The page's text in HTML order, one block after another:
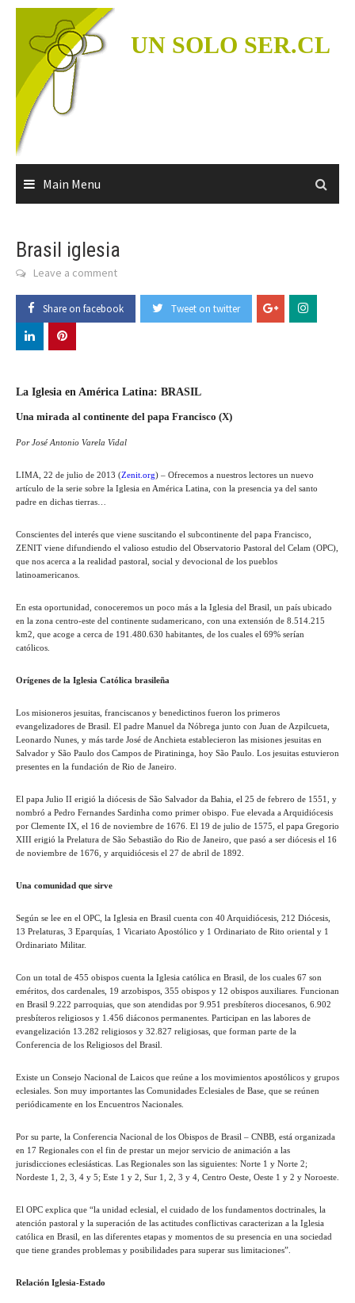
Skip
content
UN SOLO SER.CL
Main Menu
Brasil iglesia
Leave a comment
Share on facebook Tweet on twitter
La Iglesia en América Latina: BRASIL
Una mirada al continente del papa Francisco (X)
Por José Antonio Varela Vidal
LIMA, 22 de julio de 2013 (Zenit.org) – Ofrecemos a nuestros lectores un nuevo
artículo de la serie sobre la Iglesia en América Latina, con la presencia ya del santo
padre en dichas tierras…
Conscientes del interés que viene suscitando el subcontinente del papa Francisco,
ZENIT viene difundiendo el valioso estudio del Observatorio Pastoral del Celam (OPC),
que nos acerca a la realidad pastoral, social y devocional de los pueblos
latinoamericanos.
En esta oportunidad, conoceremos un poco más a la Iglesia del Brasil, un país ubicado
en la zona centro-este del continente sudamericano, con una extensión de 8.514.215
km2, que acoge a cerca de 191.480.630 habitantes, de los cuales el 69% serían
católicos.
Orígenes de la Iglesia Católica brasileña
Los misioneros jesuitas, franciscanos y benedictinos fueron los primeros
evangelizadores de Brasil. El padre Manuel da Nóbrega junto con Juan de Azpilcueta,
Leonardo Nunes, y más tarde José de Anchieta establecieron las misiones jesuitas en
Salvador y São Paulo dos Campos de Piratininga, hoy São Paulo. Los jesuitas estuvieron
presentes en la fundación de Rio de Janeiro.
El papa Julio II erigió la diócesis de São Salvador da Bahia, el 25 de febrero de 1551, y
nombró a Pedro Fernandes Sardinha como primer obispo. Fue elevada a Arquidiócesis
por Clemente IX, el 16 de noviembre de 1676. El 19 de julio de 1575, el papa Gregorio
XIII erigió la Prelatura de São Sebastião do Rio de Janeiro, que pasó a ser diócesis el 16
de noviembre de 1676, y arquidiócesis el 27 de abril de 1892.
Una comunidad que sirve
Según se lee en el OPC, la Iglesia en Brasil cuenta con 40 Arquidiócesis, 212 Diócesis,
13 Prelaturas, 3 Eparquías, 1 Vicariato Apostólico y 1 Ordinariato de Rito oriental y 1
Ordinariato Militar.
Con un total de 455 obispos cuenta la Iglesia católica en Brasil, de los cuales 67 son
eméritos, dos cardenales, 19 arzobispos, 355 obispos y 12 obispos auxiliares. Funcionan
en Brasil 9.222 parroquias, que son atendidas por 9.951 presbíteros diocesanos, 6.902
presbíteros religiosos y 1.456 diáconos permanentes. Participan en las labores de
evangelización 13.282 religiosos y 32.827 religiosas, que forman parte de la
Conferencia de los Religiosos del Brasil.
Existe un Consejo Nacional de Laicos que reúne a los movimientos apostólicos y grupos
eclesiales. Son muy importantes las Comunidades Eclesiales de Base, que se reúnen
periódicamente en los Encuentros Nacionales.
Por su parte, la Conferencia Nacional de los Obispos de Brasil – CNBB, está organizada
en 17 Regionales con el fin de prestar un mejor servicio de animación a las
jurisdicciones eclesiásticas. Las Regionales son las siguientes: Norte 1 y Norte 2;
Nordeste 1, 2, 3, 4 y 5; Este 1 y 2, Sur 1, 2, 3 y 4, Centro Oeste, Oeste 1 y 2 y Noroeste.
El OPC explica que “la unidad eclesial, el cuidado de los fundamentos doctrinales, la
atención pastoral y la superación de las actitudes conflictivas caracterizan a la Iglesia
católica en Brasil, en las diferentes etapas y momentos de su presencia en una sociedad
que tiene grandes problemas y posibilidades para superar sus limitaciones”.
Relación Iglesia-Estado